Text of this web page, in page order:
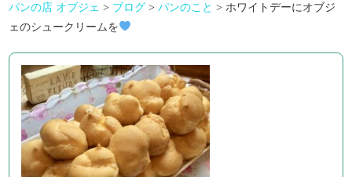
パンの店 オブジェ > ブログ >パンのこと >ホワイトデーにオブジ
ェのシュークリームを